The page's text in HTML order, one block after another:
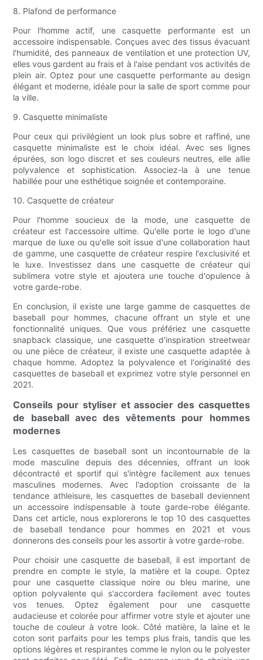
8. Plafond de performance
Pour l'homme actif, une casquette performante est un
accessoire indispensable. Conçues avec des tissus évacuant
l'humidité, des panneaux de ventilation et une protection UV,
elles vous gardent au frais et à l'aise pendant vos activités de
plein air. Optez pour une casquette performante au design
élégant et moderne, idéale pour la salle de sport comme pour
la ville.
9. Casquette minimaliste
Pour ceux qui privilégient un look plus sobre et raffiné, une
casquette minimaliste est le choix idéal. Avec ses lignes
épurées, son logo discret et ses couleurs neutres, elle allie
polyvalence et sophistication. Associez-la à une tenue
habillée pour une esthétique soignée et contemporaine.
10. Casquette de créateur
Pour l'homme soucieux de la mode, une casquette de
créateur est l'accessoire ultime. Qu'elle porte le logo d'une
marque de luxe ou qu'elle soit issue d'une collaboration haut
de gamme, une casquette de créateur respire l'exclusivité et
le luxe. Investissez dans une casquette de créateur qui
sublimera votre style et ajoutera une touche d'opulence à
votre garde-robe.
En conclusion, il existe une large gamme de casquettes de
baseball pour hommes, chacune offrant un style et une
fonctionnalité uniques. Que vous préfériez une casquette
snapback classique, une casquette d'inspiration streetwear
ou une pièce de créateur, il existe une casquette adaptée à
chaque homme. Adoptez la polyvalence et l'originalité des
casquettes de baseball et exprimez votre style personnel en
2021.
Conseils pour styliser et associer des casquettes
de baseball avec des vêtements pour hommes
modernes
Les casquettes de baseball sont un incontournable de la
mode masculine depuis des décennies, offrant un look
décontracté et sportif qui s'intègre facilement aux tenues
masculines modernes. Avec l'adoption croissante de la
tendance athleisure, les casquettes de baseball deviennent
un accessoire indispensable à toute garde-robe élégante.
Dans cet article, nous explorerons le top 10 des casquettes
de baseball tendance pour hommes en 2021 et vous
donnerons des conseils pour les assortir à votre garde-robe.
Pour choisir une casquette de baseball, il est important de
prendre en compte le style, la matière et la coupe. Optez
pour une casquette classique noire ou bleu marine, une
option polyvalente qui s'accordera facilement avec toutes
vos tenues. Optez également pour une casquette
audacieuse et colorée pour affirmer votre style et ajouter une
touche de couleur à votre look. Côté matière, la laine et le
coton sont parfaits pour les temps plus frais, tandis que les
options légères et respirantes comme le nylon ou le polyester